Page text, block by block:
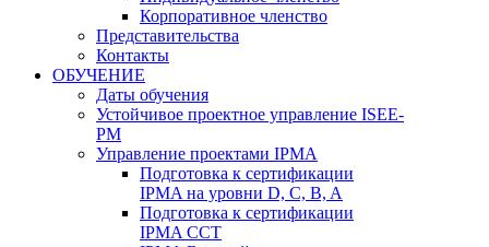
Корпоративное членство
Представительства
Контакты
ОБУЧЕНИЕ
Даты обучения
Устойчивое проектное управление ISEE-
PM
Управление проектами IPMA
Подготовка к сертификации
IPMA на уровни D, C, B, A
Подготовка к сертификации
IPMA CCT